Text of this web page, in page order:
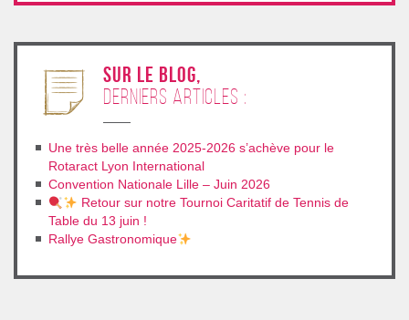
sur le blog,
derniers articles :
Une très belle année 2025-2026 s’achève pour le
Rotaract Lyon International
Convention Nationale Lille – Juin 2026
Retour sur notre Tournoi Caritatif de Tennis de
Table du 13 juin !
Rallye Gastronomique